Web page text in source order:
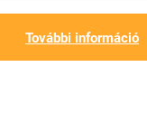
További információ